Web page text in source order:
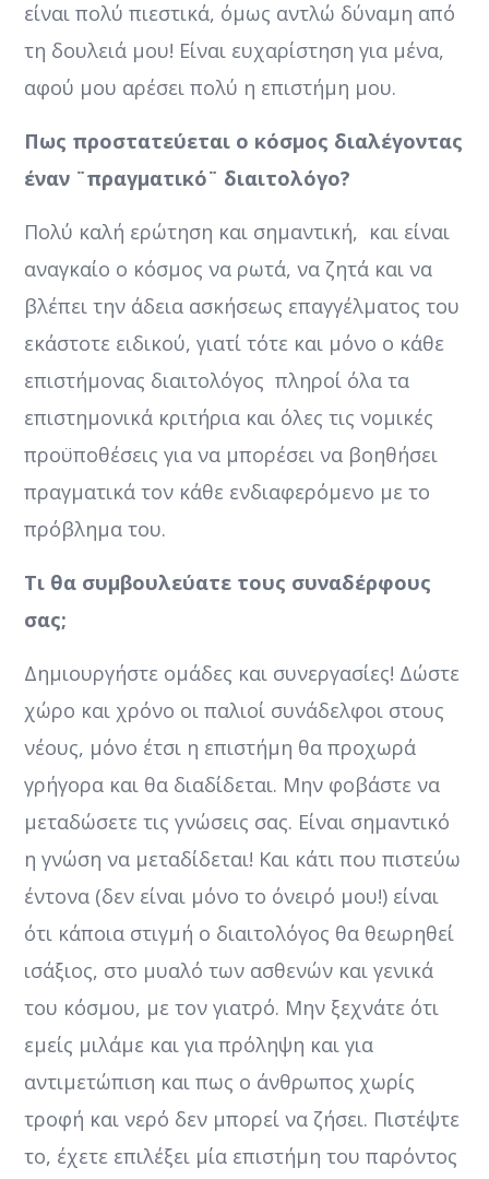
είναι πολύ πιεστικά, όμως αντλώ δύναμη από
τη δουλειά μου! Είναι ευχαρίστηση για μένα,
αφού μου αρέσει πολύ η επιστήμη μου.
Πως προστατεύεται ο κόσμος διαλέγοντας
έναν ¨πραγματικό¨ διαιτολόγο?
Πολύ καλή ερώτηση και σημαντική, και είναι
αναγκαίο ο κόσμος να ρωτά, να ζητά και να
βλέπει την άδεια ασκήσεως επαγγέλματος του
εκάστοτε ειδικού, γιατί τότε και μόνο ο κάθε
επιστήμονας διαιτολόγος πληροί όλα τα
επιστημονικά κριτήρια και όλες τις νομικές
προϋποθέσεις για να μπορέσει να βοηθήσει
πραγματικά τον κάθε ενδιαφερόμενο με το
πρόβλημα του.
Τι θα συμβουλεύατε τους συναδέρφους
σας;
Δημιουργήστε ομάδες και συνεργασίες! Δώστε
χώρο και χρόνο οι παλιοί συνάδελφοι στους
νέους, μόνο έτσι η επιστήμη θα προχωρά
γρήγορα και θα διαδίδεται. Μην φοβάστε να
μεταδώσετε τις γνώσεις σας. Είναι σημαντικό
η γνώση να μεταδίδεται! Και κάτι που πιστεύω
έντονα (δεν είναι μόνο το όνειρό μου!) είναι
ότι κάποια στιγμή ο διαιτολόγος θα θεωρηθεί
ισάξιος, στο μυαλό των ασθενών και γενικά
του κόσμου, με τον γιατρό. Μην ξεχνάτε ότι
εμείς μιλάμε και για πρόληψη και για
αντιμετώπιση και πως ο άνθρωπος χωρίς
τροφή και νερό δεν μπορεί να ζήσει. Πιστέψτε
το, έχετε επιλέξει μία επιστήμη του παρόντος